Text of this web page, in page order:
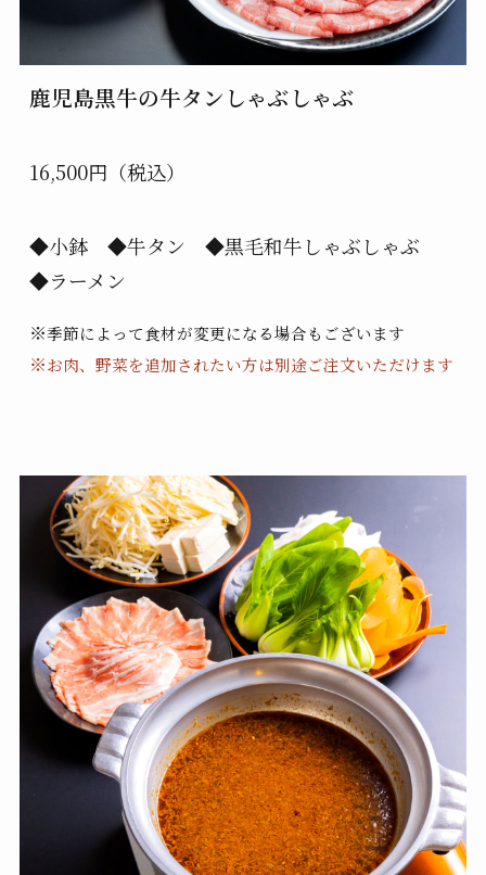
鹿児島黒牛の牛タンしゃぶしゃぶ
16,500円（税込）
◆小鉢 ◆牛タン ◆黒毛和牛しゃぶしゃぶ
◆ラーメン
※季節によって食材が変更になる場合もございます
※お肉、野菜を追加されたい方は別途ご注文いただけます